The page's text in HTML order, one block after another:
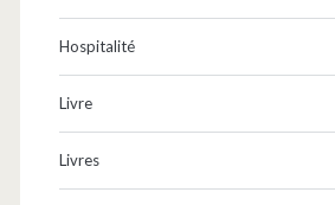
Hospitalité
Livre
Livres